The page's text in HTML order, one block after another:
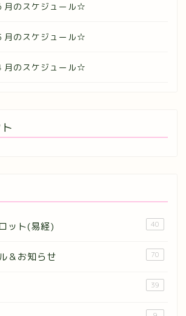
月のスケジュール☆
月のスケジュール☆
月のスケジュール☆
ット(易経) 40
＆お知らせ 70
39